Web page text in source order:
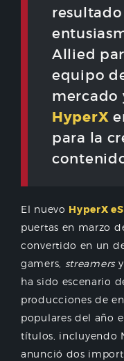
Allied
equipo
mercado
HyperX
para la
El nuevo HyperX
puertas en marzo
convertido en un
gamers, streamersy
ha sido escenario
producciones de
populares del año
títulos, incluyendo
anunció dos